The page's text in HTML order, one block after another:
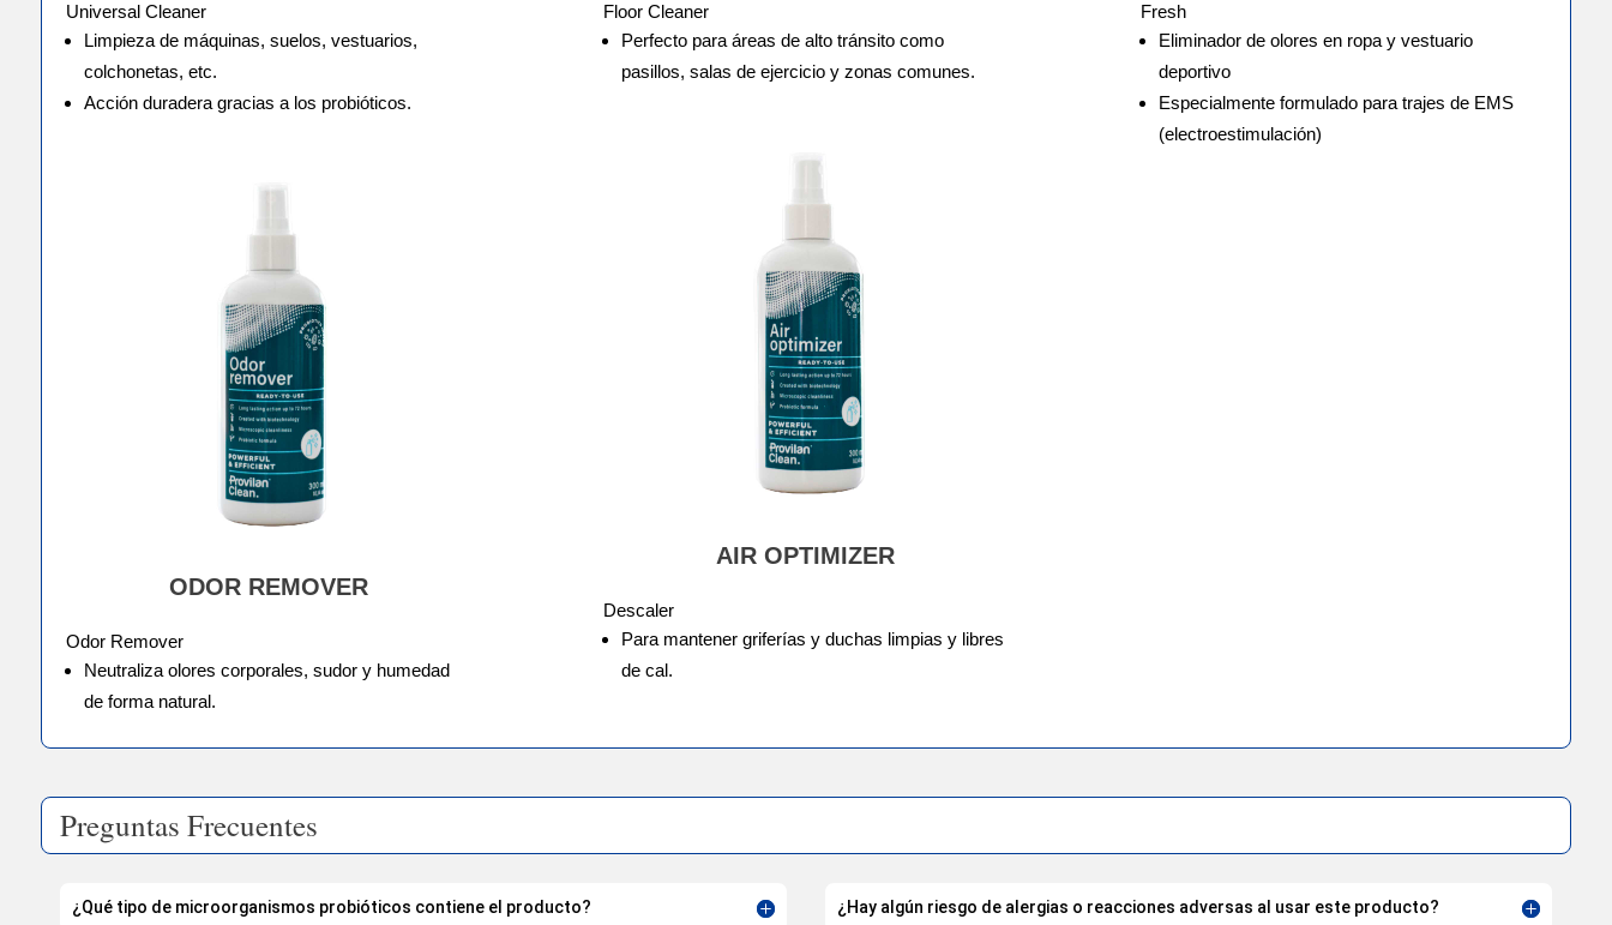
Universal Cleaner
Limpieza de máquinas, suelos, vestuarios,
colchonetas, etc.
Acción duradera gracias a los probióticos.
ODOR REMOVER
Odor Remover
Neutraliza olores corporales, sudor y humedad
de forma natural.
Floor Cleaner
Perfecto para áreas de alto tránsito como
pasillos, salas de ejercicio y zonas comunes.
AIR OPTIMIZER
Descaler
Para mantener griferías y duchas limpias y libres
de cal.
Fresh
Eliminador de olores en ropa y vestuario
deportivo
Especialmente formulado para trajes de EMS
(electroestimulación)
Preguntas Frecuentes
¿Qué tipo de microorganismos probióticos contiene el producto? ¿Hay algún riesgo de alergias o reacciones adversas al usar este producto?